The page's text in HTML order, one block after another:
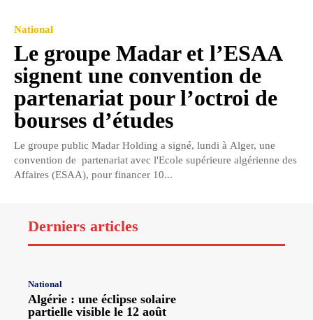
National
Le groupe Madar et l’ESAA
signent une convention de
partenariat pour l’octroi de
bourses d’études
Le groupe public Madar Holding a signé, lundi à Alger, une
convention de partenariat avec l'Ecole supérieure algérienne des
Affaires (ESAA), pour financer 10...
Derniers articles
National
Algérie : une éclipse solaire
partielle visible le 12 août